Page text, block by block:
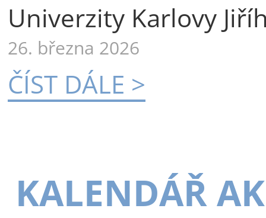
Univerzity Karlovy
26. března 2026
ČÍST DÁLE >
KALENDÁŘ